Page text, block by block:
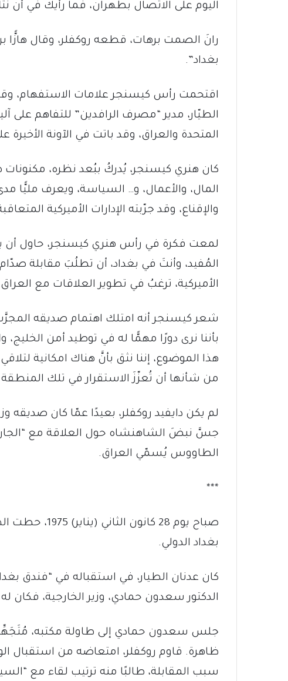
اليوم على الاتصال بطهران، فما رأيك في أن
رانَ الصمت برهات، قطعه روكفلر، وقال هازًّا
بغداد”.
اقتحمت رأس كيسنجر علامات الاستفهام،
الطيّار، مدير “مصرف الرافدين” للتفاهم على
المتحدة والعراق، وقد باتت في الآونة الأخيرة
كان هنري كيسنجر، يُدركُ ببُعد نظره،
المال، والأعمال، و… السياسة، ويعرف مليًّا
والإقناع، وقد جرّبته الإدارات الأميركية
لمعت فكرة في رأس هنري كيسنجر، حاول أن
المُفيد، وأنتَ في بغداد، أن تطلُبَ مقابلة صدّام
الأميركية، ترغبُ في تطوير العلاقات مع
شعر كيسنجر أنه امتلك اهتمام صديقه المجرَّب
بأننا نرى دورًا مهمًّا له في توطيد أمن
هذا الموضوع، إننا نثق بأنَّ هناك امكانية
من شأنها أن تُعزّزَ الاستقرار في تلك
لم يكن دايفيد روكفلر، بعيدًا عمّا كان صديقه
جسَّ نبضَ الشاهنشاه حول العلاقة مع
الطاووس يُسمّي العراق.
***
صباح يوم 28
بغداد الدولي.
كان عدنان الطيار، في استقباله في “فندق
الدكتور سعدون حمادي، وزير الخارجية، فكان
جلس سعدون حمادي إلى طاولة مكتبه،
ظاهرة. قاوم روكفلر، امتعاضه من استقبال
سبب المقابلة، طالبًا منه ترتيب لقاء مع